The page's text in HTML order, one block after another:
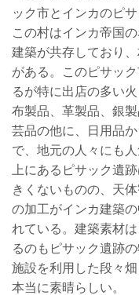
ック市とインカのピ
この村はインカ帝国
建築が共存しており
がある。このピサッ
るが特に出店の多い
布製品、 革製品、銀
芸品の他に、日用品
で、地元の人々にも
上にあるピサック遺
きくないものの、天
の加工がインカ建築
れている。建築素材
るのもピサッ ク遺跡
施設を利用した段々
本当に素晴らしい。